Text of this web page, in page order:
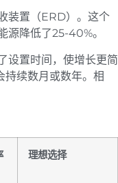
装置（ERD）。这个
源降低了25-40%。
设置时间，使增长更简
持续数月或数年。相
理想选择